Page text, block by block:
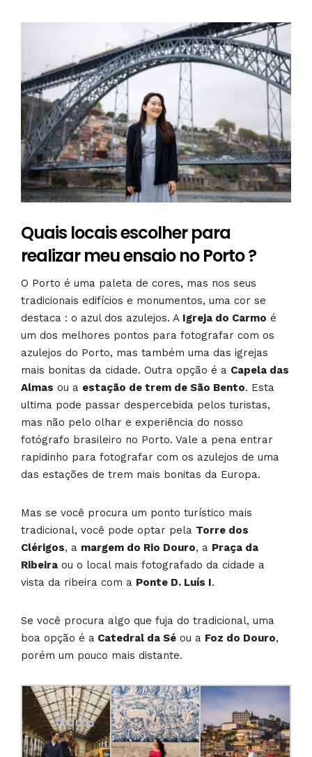
Quais locais escolher para
realizar meu ensaio no Porto ?
O Porto é uma paleta de cores, mas nos seus
tradicionais edifícios e monumentos, uma cor se
destaca : o azul dos azulejos. A Igreja do Carmo é
um dos melhores pontos para fotografar com os
azulejos do Porto, mas também uma das igrejas
mais bonitas da cidade. Outra opção é a Capela das
Almas ou a estação de trem de São Bento. Esta
ultima pode passar despercebida pelos turistas,
mas não pelo olhar e experiência do nosso
fotógrafo brasileiro no Porto. Vale a pena entrar
rapidinho para fotografar com os azulejos de uma
das estações de trem mais bonitas da Europa.
Mas se você procura um ponto turístico mais
tradicional, você pode optar pela Torre dos
Clérigos, a margem do Rio Douro, a Praça da
Ribeira ou o local mais fotografado da cidade a
vista da ribeira com a Ponte D. Luís I.
Se você procura algo que fuja do tradicional, uma
boa opção é a Catedral da Sé ou a Foz do Douro,
porém um pouco mais distante.